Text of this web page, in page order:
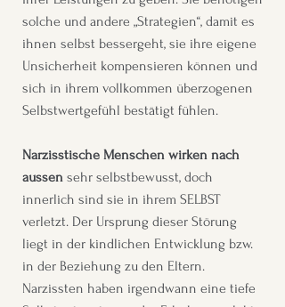
solche und andere „Strategien“, damit es
ihnen selbst bessergeht, sie ihre eigene
Unsicherheit kompensieren können und
sich in ihrem vollkommen überzogenen
Selbstwertgefühl bestätigt fühlen.
Narzisstische Menschen wirken nach
aussen sehr selbstbewusst, doch
innerlich sind sie in ihrem SELBST
verletzt. Der Ursprung dieser Störung
liegt in der kindlichen Entwicklung bzw.
in der Beziehung zu den Eltern.
Narzissten haben irgendwann eine tiefe